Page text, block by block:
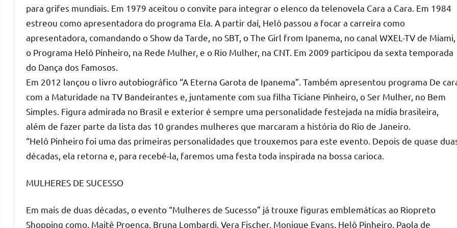
para grifes mundiais. Em 1979 aceitou o convite para integrar o elenco da telenovela Cara a Cara. Em 1984
estreou como apresentadora do programa Ela. A partir daí, Helô passou a focar a carreira como
apresentadora, comandando o Show da Tarde, no SBT, o The Girl from Ipanema, no canal WXEL-TV de Miami,
o Programa Helô Pinheiro, na Rede Mulher, e o Rio Mulher, na CNT. Em 2009 participou da sexta temporada
do Dança dos Famosos.
Em 2012 lançou o livro autobiográfico “A Eterna Garota de Ipanema”. Também apresentou programa De
com a Maturidade na TV Bandeirantes e, juntamente com sua filha Ticiane Pinheiro, o Ser Mulher, no Bem
Simples. Figura admirada no Brasil e exterior é sempre uma personalidade festejada na mídia brasileira,
além de fazer parte da lista das 10 grandes mulheres que marcaram a história do Rio de Janeiro.
“Helô Pinheiro foi uma das primeiras personalidades que trouxemos para este evento. Depois de quase
décadas, ela retorna e, para recebê-la, faremos uma festa toda inspirada na bossa carioca.
MULHERES DE SUCESSO
Em mais de duas décadas, o evento “Mulheres de Sucesso” já trouxe figuras emblemáticas ao Riopreto
Shopping como, Maitê Proença, Bruna Lombardi, Vera Fischer, Monique Evans, Helô Pinheiro, Paola de